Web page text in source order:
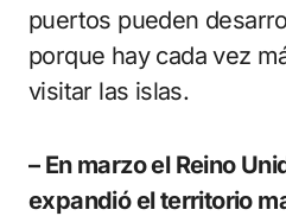
puertos pueden
porque hay cada vez
visitar las islas.
– En marzo el Reino
expandió el territorio